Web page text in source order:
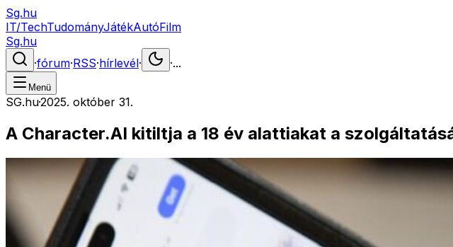
Sg.hu
IT/TechTudományJátékAutóFilm
Sg.hu
·fórum·RSS·hírlevél· ·...
Menü
SG.hu·2025. október 31.
A Character.AI kitiltja a 18 év alattiakat a